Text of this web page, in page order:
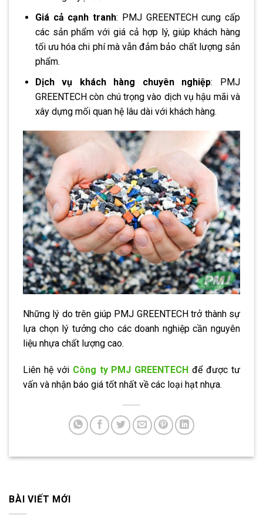
Giá cả cạnh tranh: PMJ GREENTECH cung cấp
các sản phẩm với giá cả hợp lý, giúp khách hàng
tối ưu hóa chi phí mà vẫn đảm bảo chất lượng sản
phẩm​.
Dịch vụ khách hàng chuyên nghiệp: PMJ
GREENTECH còn chú trọng vào dịch vụ hậu mãi và
xây dựng mối quan hệ lâu dài với khách hàng​.
Những lý do trên giúp PMJ GREENTECH trở thành sự
lựa chọn lý tưởng cho các doanh nghiệp cần nguyên
liệu nhựa chất lượng cao.
Liên hệ với Công ty PMJ GREENTECH để được tư
vấn và nhận báo giá tốt nhất về các loại hạt nhựa.
BÀI VIẾT MỚI